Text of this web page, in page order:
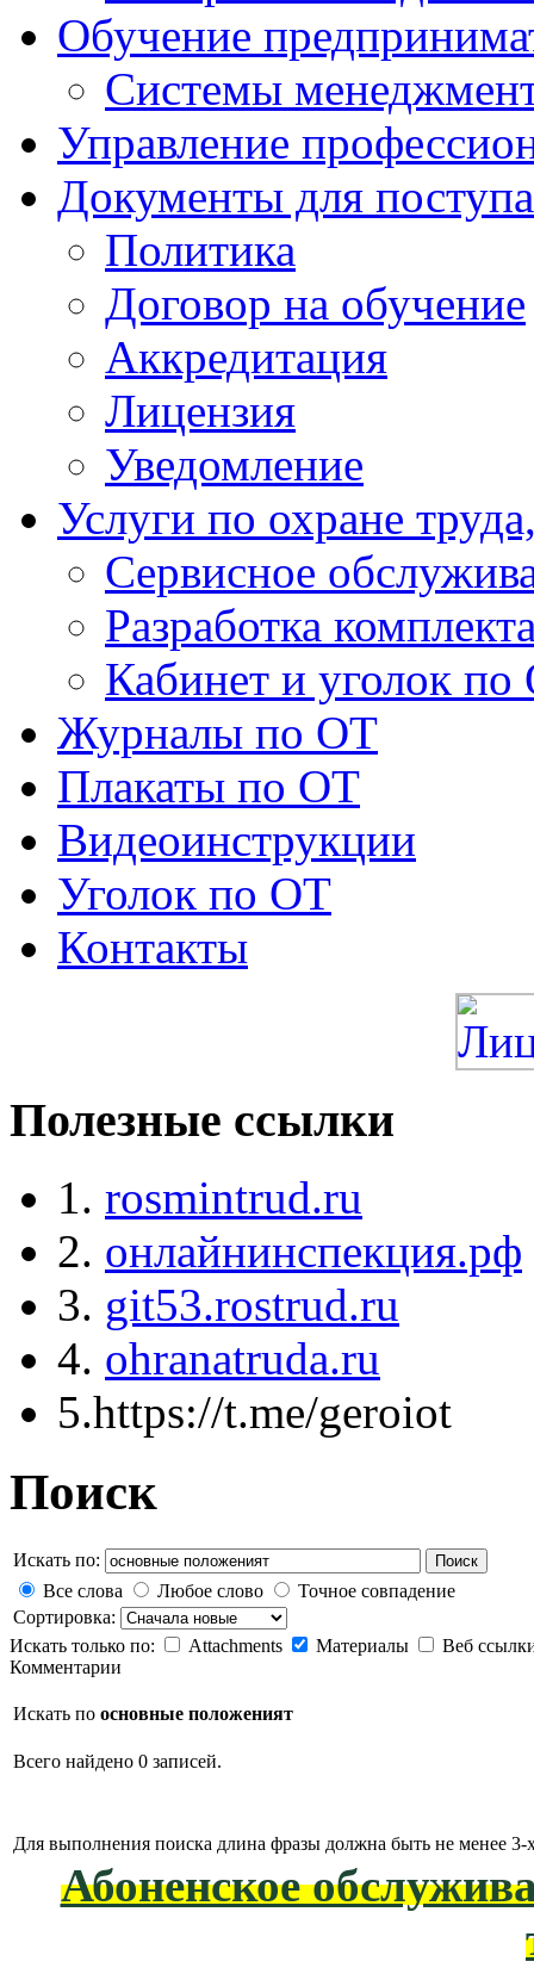
Обучение
Системы
Управление
Документы для
Политика
Договор на обучение
Аккредитация
Лицензия
Уведомление
Услуги по охране
Сервисное
Разработка
Кабинет и уголок
Журналы по ОТ
Плакаты по ОТ
Видеоинструкции
Уголок по ОТ
Контакты
Полезные ссылки
1. rosmintrud.ru
2. онлайнинспекция.рф
3. git53.rostrud.ru
4. ohranatruda.ru
5.https://t.me/geroiot
Поиск
Искать по: Поиск
Все слова Любое слово
Точное совпадение
Сортировка:
Искать только по:
Attachments Материалы
Веб
Комментарии
Искать по основные положеният
Всего найдено 0 записей.
Для выполнения поиска длина фразы должна быть не менее 3-
Абоненское